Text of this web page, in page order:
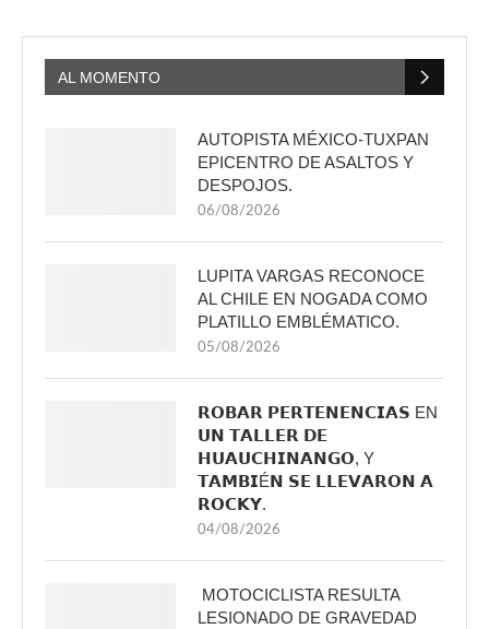
AL MOMENTO
AUTOPISTA MÉXICO-TUXPAN
EPICENTRO DE ASALTOS Y
DESPOJOS.
06/08/2026
LUPITA VARGAS RECONOCE
AL CHILE EN NOGADA COMO
PLATILLO EMBLÉMATICO.
05/08/2026
𝗥𝗢𝗕𝗔𝗥 𝗣𝗘𝗥𝗧𝗘𝗡𝗘𝗡𝗖𝗜𝗔𝗦 EN
𝗨𝗡 𝗧𝗔𝗟𝗟𝗘𝗥 𝗗𝗘
𝗛𝗨𝗔𝗨𝗖𝗛𝗜𝗡𝗔𝗡𝗚𝗢, Y
𝗧𝗔𝗠𝗕𝗜É𝗡 𝗦𝗘 𝗟𝗟𝗘𝗩𝗔𝗥𝗢𝗡 𝗔
𝗥𝗢𝗖𝗞𝗬.
04/08/2026
MOTOCICLISTA RESULTA
LESIONADO DE GRAVEDAD